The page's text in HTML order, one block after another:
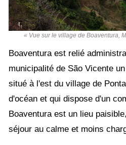
« Vue sur le village de Boaventura,
Boaventura est relié
municipalité de São Vicente
situé à l'est du village de
d'océan et qui dispose d'un
Boaventura est un lieu
séjour au calme et moins